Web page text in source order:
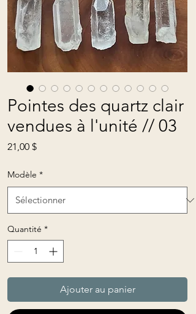
Pointes des quartz clair
vendues à l'unité // 03
21,00 $Prix
Modèle *
Quantité *
Ajouter au panier